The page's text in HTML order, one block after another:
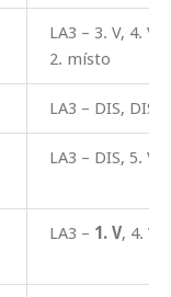
LA3 – 3. V, 4. V,
2. místo
LA3 – DIS, DIS,
LA3 – DIS, 5. V
LA3 – 1. V, 4. V,